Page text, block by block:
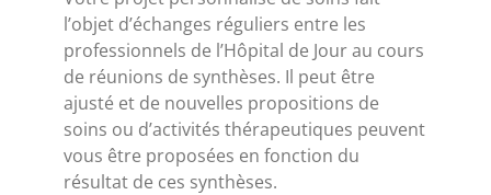
l’objet d’échanges réguliers entre les
professionnels de l’Hôpital de Jour au cours
de réunions de synthèses. Il peut être
ajusté et de nouvelles propositions de
soins ou d’activités thérapeutiques peuvent
vous être proposées en fonction du
résultat de ces synthèses.